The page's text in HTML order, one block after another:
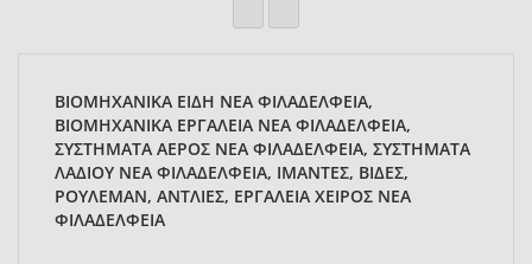
ΒΙΟΜΗΧΑΝΙΚΑ ΕΙΔΗ ΝΕΑ ΦΙΛΑΔΕΛΦΕΙΑ,
ΒΙΟΜΗΧΑΝΙΚΑ ΕΡΓΑΛΕΙΑ ΝΕΑ ΦΙΛΑΔΕΛΦΕΙΑ,
ΣΥΣΤΗΜΑΤΑ ΑΕΡΟΣ ΝΕΑ ΦΙΛΑΔΕΛΦΕΙΑ, ΣΥΣΤΗΜΑΤΑ
ΛΑΔΙΟΥ ΝΕΑ ΦΙΛΑΔΕΛΦΕΙΑ, ΙΜΑΝΤΕΣ, ΒΙΔΕΣ,
ΡΟΥΛΕΜΑΝ, ΑΝΤΛΙΕΣ, ΕΡΓΑΛΕΙΑ ΧΕΙΡΟΣ ΝΕΑ
ΦΙΛΑΔΕΛΦΕΙΑ